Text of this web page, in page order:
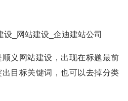
_网站建设_企迪建站公司
义网站建设，出现在标题最前
目标关键词，也可以去掉分类